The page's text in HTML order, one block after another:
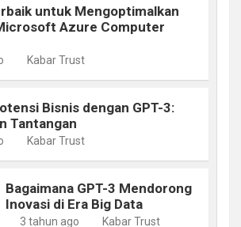
untuk Mengoptimalkan
Azure Computer
Kabar Trust
Bisnis dengan GPT-3:
Tantangan
Kabar Trust
Bagaimana GPT-3 Mendorong
Inovasi di Era Big Data
3 tahun ago Kabar Trust